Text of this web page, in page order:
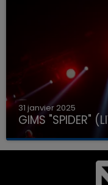
31 janvier 2025
GIMS "SPIDER"